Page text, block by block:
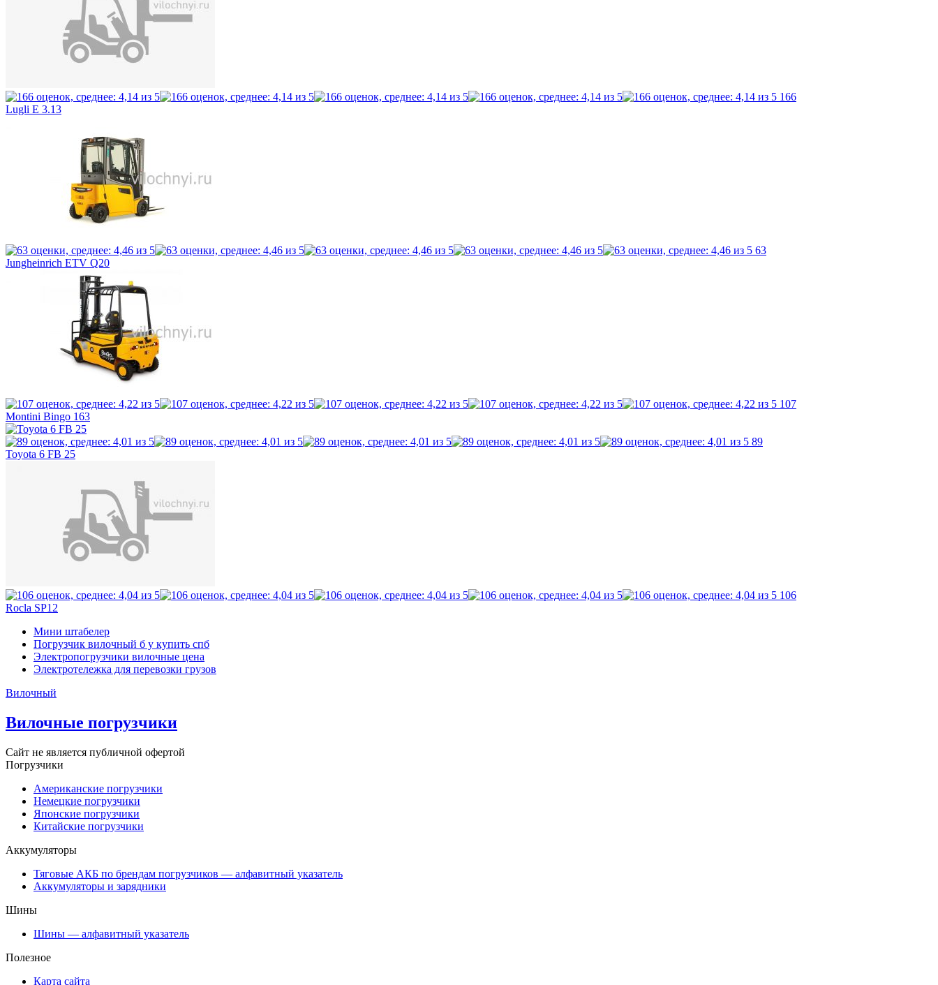
166
Lugli E 3.13
63
Jungheinrich ETV Q20
107
Montini Bingo 163
89
Toyota 6 FB 25
106
Rocla SP12
Мини штабелер
Погрузчик вилочный б у купить спб
Электропогрузчики вилочные цена
Электротележка для перевозки грузов
Вилочный
Вилочные погрузчики
Сайт не является публичной офертой
Погрузчики
Американские погрузчики
Немецкие погрузчики
Японские погрузчики
Китайские погрузчики
Аккумуляторы
Тяговые АКБ по брендам погрузчиков — алфавитный указатель
Аккумуляторы и зарядники
Шины
Шины — алфавитный указатель
Полезное
Карта сайта